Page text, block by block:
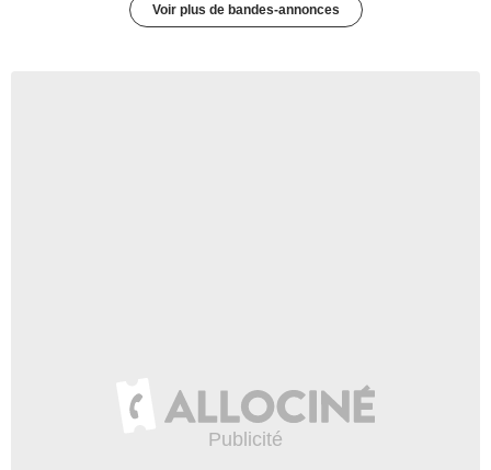
Voir plus de bandes-annonces